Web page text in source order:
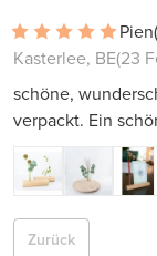
Pien
Kasterlee, BE(23
schöne,
verpackt. Ein
Zurück